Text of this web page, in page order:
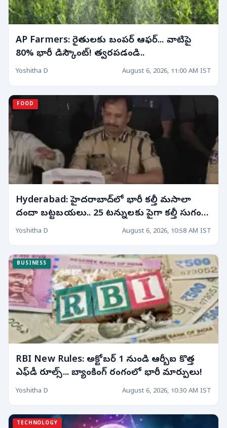
AP Farmers: రైతులకు బంపర్ ఆఫర్... వాటిపై
80% భారీ డిస్కౌంట్! త్వరపడండి..
Yoshitha D August 6, 2026, 11:00 AM IST
FOOD
Hyderabad: హైదరాబాద్‌లో భారీ కల్తీ మసాలా
దందా బట్టబయలు.. 25 టన్నులకు పైగా కల్తీ సుగంధ
ద్రవ్యాలు స్వాధీనం!
Yoshitha D August 6, 2026, 10:58 AM IST
BUSINESS
RBI New Rules: అక్టోబర్ 1 నుండి ఆర్బీఐ కొత్త
ఎఫ్‌డీ రూల్స్... బ్యాంకింగ్ రంగంలో భారీ మార్పులు!
Yoshitha D August 6, 2026, 10:30 AM IST
TECHNOLOGY